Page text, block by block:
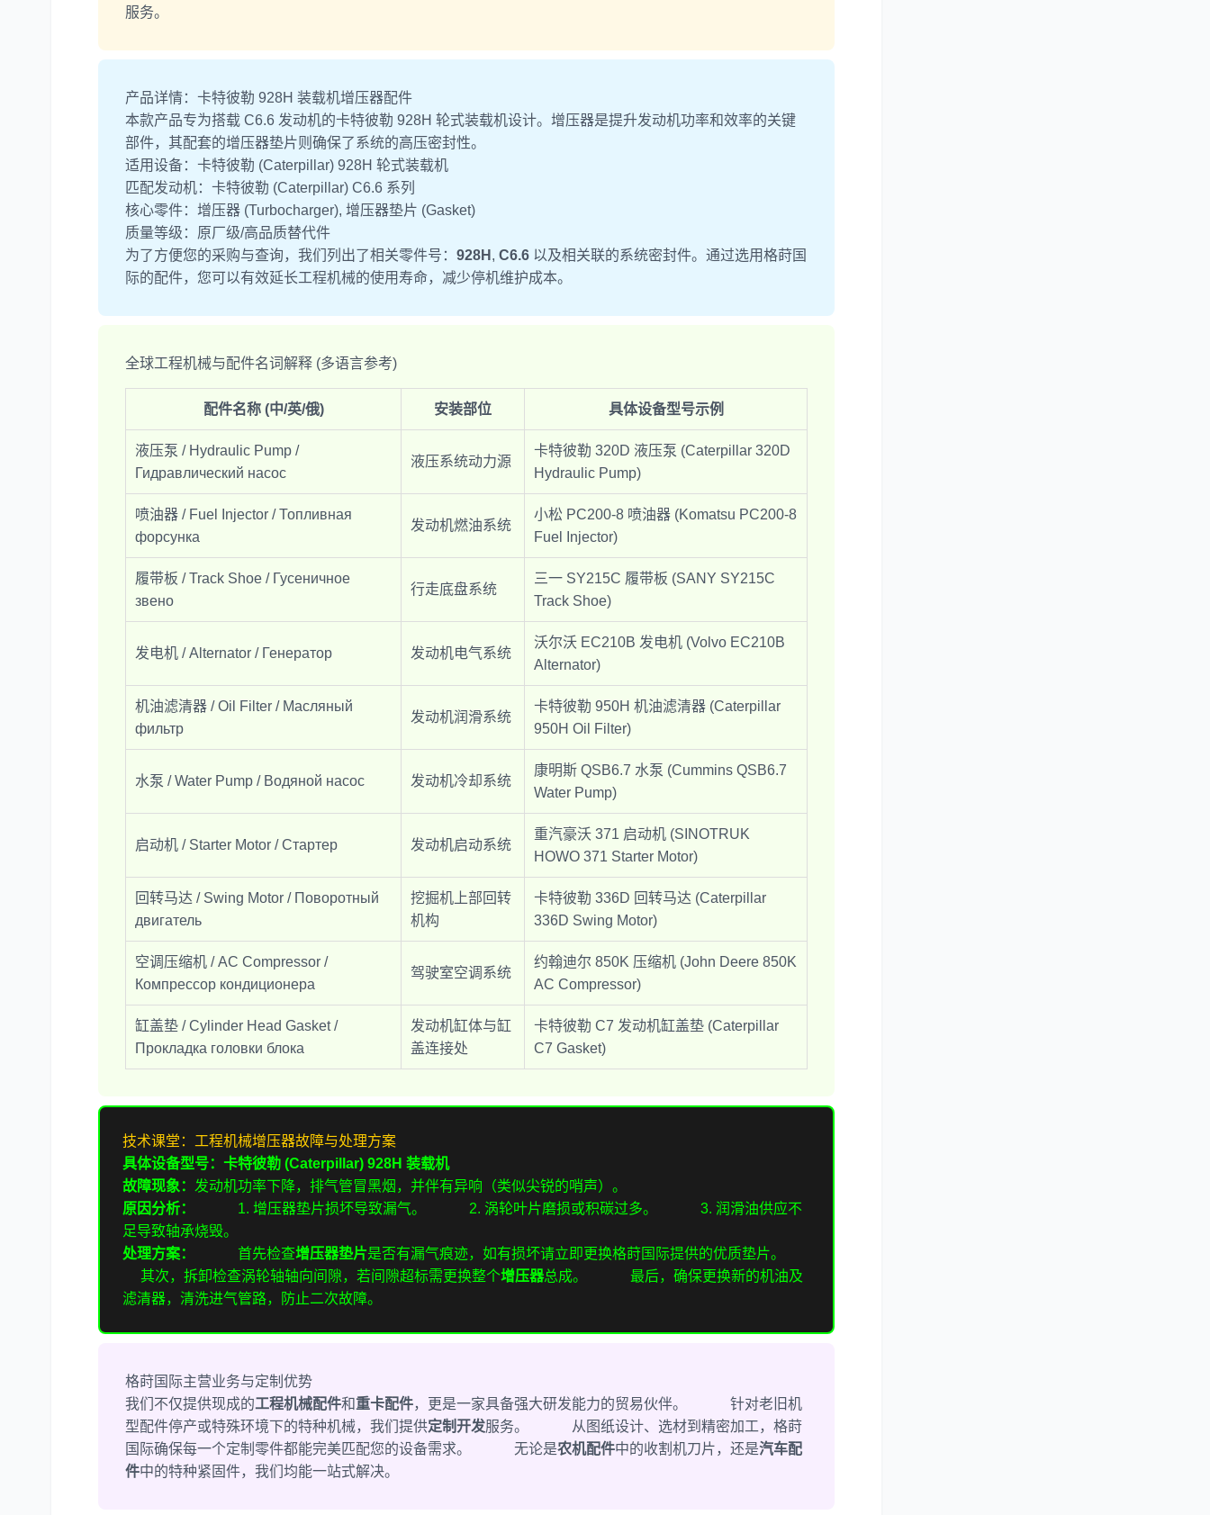
服务。
产品详情：卡特彼勒 928H 装载机增压器配件
本款产品专为搭载 C6.6 发动机的卡特彼勒 928H 轮式装载机设计。增压器是提升发动机功率和效率的关键
部件，其配套的增压器垫片则确保了系统的高压密封性。
适用设备：卡特彼勒 (Caterpillar) 928H 轮式装载机
匹配发动机：卡特彼勒 (Caterpillar) C6.6 系列
核心零件：增压器 (Turbocharger), 增压器垫片 (Gasket)
质量等级：原厂级/高品质替代件
为了方便您的采购与查询，我们列出了相关零件号： 928H , C6.6 以及相关联的系统密封件。通过选用格莳国
际的配件，您可以有效延长工程机械的使用寿命，减少停机维护成本。
全球工程机械与配件名词解释 (多语言参考)
配件名称 (中/英/俄) 安装部位 具体设备型号示例
液压泵 / Hydraulic Pump /
Гидравлический насос
液压系统动力源
卡特彼勒 320D 液压泵 (Caterpillar 320D
Hydraulic Pump)
喷油器 / Fuel Injector / Топливная
форсунка
发动机燃油系统
小松 PC200-8 喷油器 (Komatsu PC200-8
Fuel Injector)
履带板 / Track Shoe / Гусеничное
звено
行走底盘系统
三一 SY215C 履带板 (SANY SY215C
Track Shoe)
发电机 / Alternator / Генератор 发动机电气系统
沃尔沃 EC210B 发电机 (Volvo EC210B
Alternator)
机油滤清器 / Oil Filter / Масляный
фильтр
发动机润滑系统
卡特彼勒 950H 机油滤清器 (Caterpillar
950H Oil Filter)
水泵 / Water Pump / Водяной насос 发动机冷却系统
康明斯 QSB6.7 水泵 (Cummins QSB6.7
Water Pump)
启动机 / Starter Motor / Стартер 发动机启动系统
重汽豪沃 371 启动机 (SINOTRUK
HOWO 371 Starter Motor)
回转马达 / Swing Motor / Поворотный
двигатель
挖掘机上部回转
机构
卡特彼勒 336D 回转马达 (Caterpillar
336D Swing Motor)
空调压缩机 / AC Compressor /
Компрессор кондиционера
驾驶室空调系统
约翰迪尔 850K 压缩机 (John Deere 850K
AC Compressor)
缸盖垫 / Cylinder Head Gasket /
Прокладка головки блока
发动机缸体与缸
盖连接处
卡特彼勒 C7 发动机缸盖垫 (Caterpillar
C7 Gasket)
技术课堂：工程机械增压器故障与处理方案
具体设备型号：卡特彼勒 (Caterpillar) 928H 装载机
故障现象： 发动机功率下降，排气管冒黑烟，并伴有异响（类似尖锐的哨声）。
原因分析：
1. 增压器垫片损坏导致漏气。 2. 涡轮叶片磨损或积碳过多。 3. 润滑油供应不
足导致轴承烧毁。
处理方案：
首先检查增压器垫片是否有漏气痕迹，如有损坏请立即更换格莳国际提供的优质垫片。
其次，拆卸检查涡轮轴轴向间隙，若间隙超标需更换整个增压器总成。 最后，确保更换新的机油及
滤清器，清洗进气管路，防止二次故障。
格莳国际主营业务与定制优势
我们不仅提供现成的工程机械配件和重卡配件，更是一家具备强大研发能力的贸易伙伴。 针对老旧机
型配件停产或特殊环境下的特种机械，我们提供定制开发服务。 从图纸设计、选材到精密加工，格莳
国际确保每一个定制零件都能完美匹配您的设备需求。 无论是农机配件中的收割机刀片，还是汽车配
件中的特种紧固件，我们均能一站式解决。